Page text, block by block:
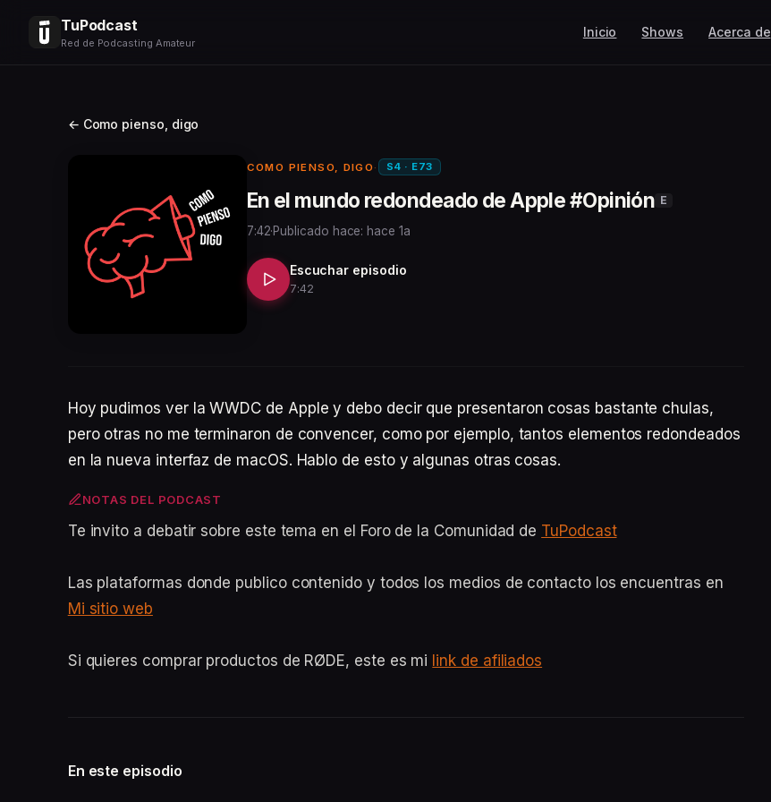
TuPodcast
Red de Podcasting Amateur
Inicio Shows Acerca de
← Como pienso, digo
COMO PIENSO, DIGO · S4 · E73
En el mundo redondeado de Apple #Opinión E
7:42·Publicado hace: hace 1a
Escuchar episodio
7:42
Hoy pudimos ver la WWDC de Apple y debo decir que presentaron cosas bastante chulas,
pero otras no me terminaron de convencer, como por ejemplo, tantos elementos redondeados
en la nueva interfaz de macOS. Hablo de esto y algunas otras cosas.
NOTAS DEL PODCAST
Te invito a debatir sobre este tema en el Foro de la Comunidad de TuPodcast
Las plataformas donde publico contenido y todos los medios de contacto los encuentras en
Mi sitio web
Si quieres comprar productos de RØDE, este es mi link de afiliados
En este episodio